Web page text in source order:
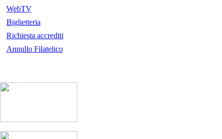
WebTV
Biglietteria
Richiesta accrediti
Annullo Filatelico